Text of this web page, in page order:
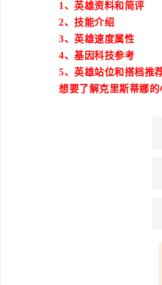
1、英雄资料和简评
2、技能介绍
3、英雄速度属性
4、基因科技参考
5、英雄站位和搭档推
想要了解克里斯蒂娜